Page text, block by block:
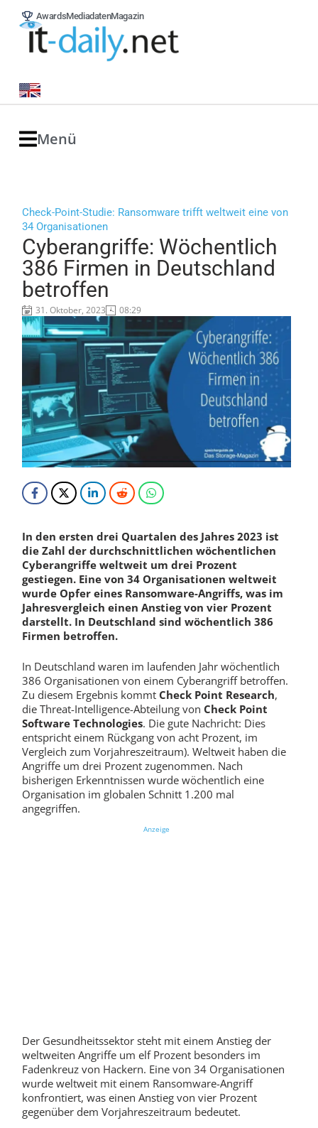
AwardsMediadatenMagazin
Menü
Check-Point-Studie: Ransomware trifft weltweit eine von
34 Organisationen
Cyberangriffe: Wöchentlich
386 Firmen in Deutschland
betroffen
31. Oktober, 2023 08:29
In den ersten drei Quartalen des Jahres 2023 ist
die Zahl der durchschnittlichen wöchentlichen
Cyberangriffe weltweit um drei Prozent
gestiegen. Eine von 34 Organisationen weltweit
wurde Opfer eines Ransomware-Angriffs, was im
Jahresvergleich einen Anstieg von vier Prozent
darstellt. In Deutschland sind wöchentlich 386
Firmen betroffen.
In Deutschland waren im laufenden Jahr wöchentlich
386 Organisationen von einem Cyberangriff betroffen.
Zu diesem Ergebnis kommt Check Point Research,
die Threat-Intelligence-Abteilung von Check Point
Software Technologies. Die gute Nachricht: Dies
entspricht einem Rückgang von acht Prozent, im
Vergleich zum Vorjahreszeitraum). Weltweit haben die
Angriffe um drei Prozent zugenommen. Nach
bisherigen Erkenntnissen wurde wöchentlich eine
Organisation im globalen Schnitt 1.200 mal
angegriffen.
Anzeige
Der Gesundheitssektor steht mit einem Anstieg der
weltweiten Angriffe um elf Prozent besonders im
Fadenkreuz von Hackern. Eine von 34 Organisationen
wurde weltweit mit einem Ransomware-Angriff
konfrontiert, was einen Anstieg von vier Prozent
gegenüber dem Vorjahreszeitraum bedeutet.